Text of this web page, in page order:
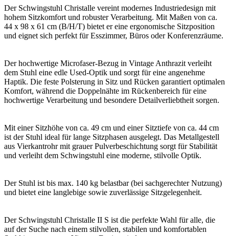
Der Schwingstuhl Christalle vereint modernes Industriedesign mit
hohem Sitzkomfort und robuster Verarbeitung. Mit Maßen von ca.
44 x 98 x 61 cm (B/H/T) bietet er eine ergonomische Sitzposition
und eignet sich perfekt für Esszimmer, Büros oder Konferenzräume.
Der hochwertige Microfaser-Bezug in Vintage Anthrazit verleiht
dem Stuhl eine edle Used-Optik und sorgt für eine angenehme
Haptik. Die feste Polsterung in Sitz und Rücken garantiert optimalen
Komfort, während die Doppelnähte im Rückenbereich für eine
hochwertige Verarbeitung und besondere Detailverliebtheit sorgen.
Mit einer Sitzhöhe von ca. 49 cm und einer Sitztiefe von ca. 44 cm
ist der Stuhl ideal für lange Sitzphasen ausgelegt. Das Metallgestell
aus Vierkantrohr mit grauer Pulverbeschichtung sorgt für Stabilität
und verleiht dem Schwingstuhl eine moderne, stilvolle Optik.
Der Stuhl ist bis max. 140 kg belastbar (bei sachgerechter Nutzung)
und bietet eine langlebige sowie zuverlässige Sitzgelegenheit.
Der Schwingstuhl Christalle II S ist die perfekte Wahl für alle, die
auf der Suche nach einem stilvollen, stabilen und komfortablen